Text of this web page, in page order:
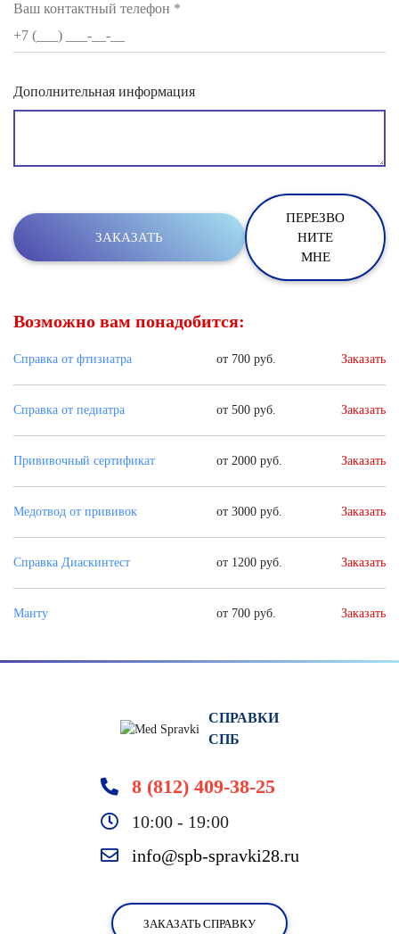
Ваш контактный телефон *
Дополнительная информация
ПЕРЕЗВО
НИТЕ
МНЕ
Возможно вам понадобится:
Справка от фтизиатра от 700 руб. Заказать
Справка от педиатра от 500 руб. Заказать
Прививочный сертификат от 2000 руб. Заказать
Медотвод от прививок от 3000 руб. Заказать
Справка Диаскинтест от 1200 руб. Заказать
Манту от 700 руб. Заказать
СПРАВКИ
СПБ
8 (812) 409-38-25
10:00 - 19:00
info@spb-spravki28.ru
ЗАКАЗАТЬ СПРАВКУ